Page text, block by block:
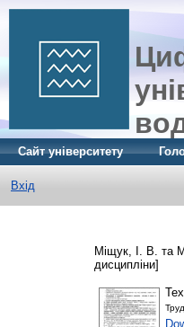
Сайт університету
Вхід
Міщук, І. В. та
дисципліни]